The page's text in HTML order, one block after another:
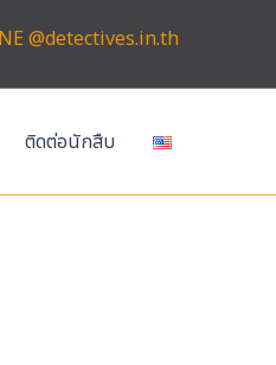
@detectives.in.th
ติดต่อนักสืบ